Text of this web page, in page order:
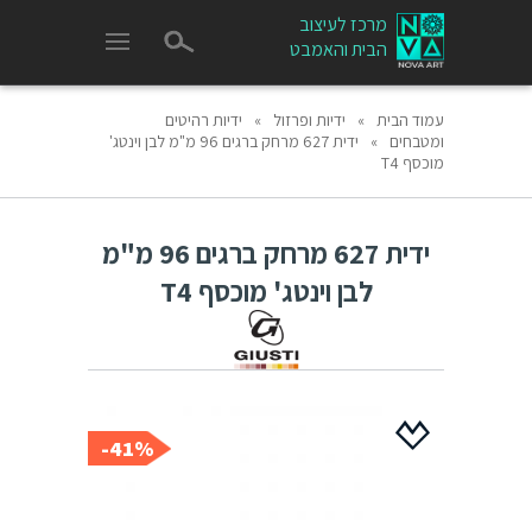
מרכז לעיצוב
הבית והאמבט
עמוד הבית » ידיות ופרזול »
ידיות רהיטים
ומטבחים
»
ידית 627 מרחק ברגים 96 מ"מ לבן וינטג'
מוכסף T4
ידית 627 מרחק ברגים 96 מ"מ
לבן וינטג' מוכסף T4
41%-